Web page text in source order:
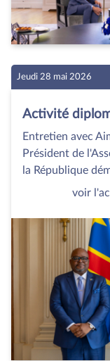
Jeudi 28 mai 2026
Activité
Entretien avec
Président de
la République
voir